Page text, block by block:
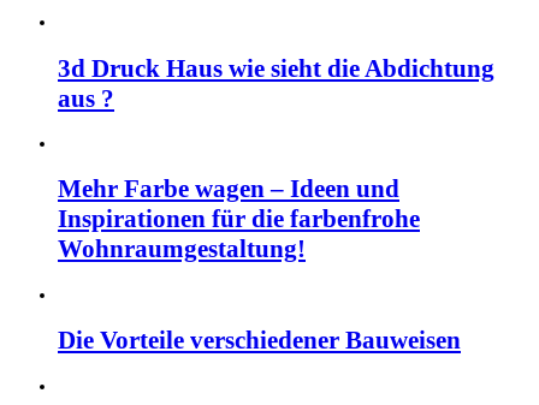
3d Druck Haus wie sieht die Abdichtung
aus ?
Mehr Farbe wagen – Ideen und
Inspirationen für die farbenfrohe
Wohnraumgestaltung!
Die Vorteile verschiedener Bauweisen